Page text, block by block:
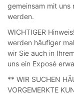
gemeinsam mit
werden.
WICHTIGER
werden häufiger
wir Sie auch in
uns ein Exposé
** WIR SUCHEN
VORGEMERKTE